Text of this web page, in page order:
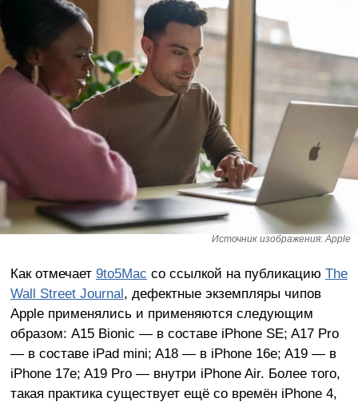
Источник изображения: Apple
Как отмечает 9to5Mac со ссылкой на публикацию The
Wall Street Journal, дефектные экземпляры чипов
Apple применялись и применяются следующим
образом: A15 Bionic — в составе iPhone SE; A17 Pro
— в составе iPad mini; A18 — в iPhone 16e; A19 — в
iPhone 17e; A19 Pro — внутри iPhone Air. Более того,
такая практика существует ещё со времён iPhone 4,